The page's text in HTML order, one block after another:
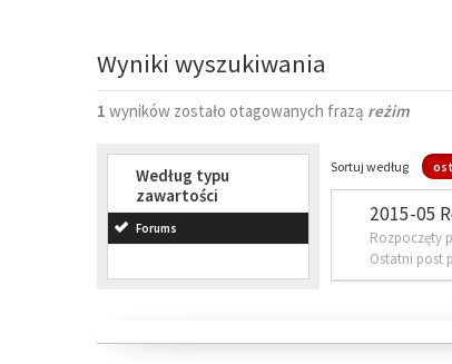
Wyniki wyszukiwania
1 wyników zostało otagowanych frazą reżim
Według typu
zawartości
Forums
Sortuj według
2015-05
Rozpoczęty
Ostatni post